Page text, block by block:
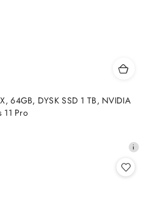
64GB, DYSK SSD 1 TB, NVIDIA
11 Pro